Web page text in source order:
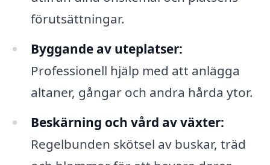
förutsättningar.
Byggande av uteplatser:
Professionell hjälp med att anlägga
altaner, gångar och andra hårda ytor.
Beskärning och vård av växter:
Regelbunden skötsel av buskar, träd